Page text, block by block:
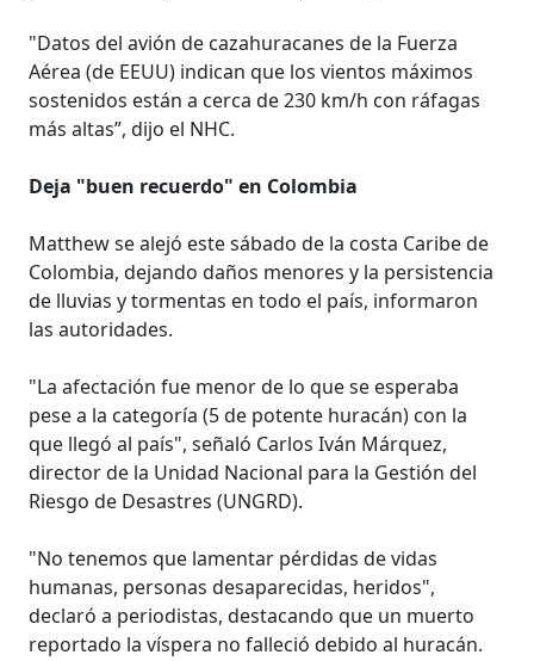
"Datos del avión de cazahuracanes de la Fuerza
Aérea (de EEUU) indican que los vientos máximos
sostenidos están a cerca de 230 km/h con ráfagas
más altas”, dijo el NHC.
Deja "buen recuerdo" en Colombia
Matthew se alejó este sábado de la costa Caribe de
Colombia, dejando daños menores y la persistencia
de lluvias y tormentas en todo el país, informaron
las autoridades.
"La afectación fue menor de lo que se esperaba
pese a la categoría (5 de potente huracán) con la
que llegó al país", señaló Carlos Iván Márquez,
director de la Unidad Nacional para la Gestión del
Riesgo de Desastres (UNGRD).
"No tenemos que lamentar pérdidas de vidas
humanas, personas desaparecidas, heridos",
declaró a periodistas, destacando que un muerto
reportado la víspera no falleció debido al huracán.